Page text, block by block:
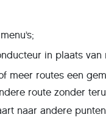
in plaats
meer routes een
route zonder
naar andere